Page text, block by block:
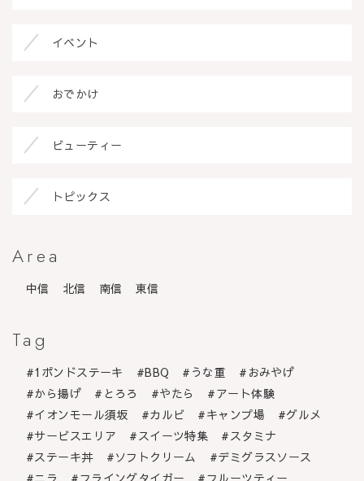
イベント
おでかけ
ビューティー
トピックス
Area
中信 北信 南信 東信
Tag
1ポンドステーキ BBQ うな重
おみやげ
から揚げ
とろろ やたら
アート体験
イオンモール須坂
カルビ キャンプ場
グルメ
サービスエリア
スイーツ特集
スタミナ
ステーキ丼
ソフトクリーム
デミグラスソース